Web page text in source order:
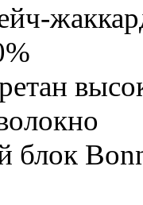
блок